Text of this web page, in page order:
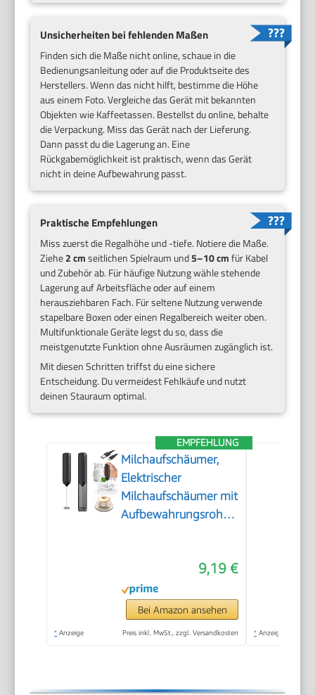
Unsicherheiten bei fehlenden Maßen
Finden sich die Maße nicht online, schaue in die
Bedienungsanleitung oder auf die Produktseite des
Herstellers. Wenn das nicht hilft, bestimme die Höhe
aus einem Foto. Vergleiche das Gerät mit bekannten
Objekten wie Kaffeetassen. Bestellst du online, behalte
die Verpackung. Miss das Gerät nach der Lieferung.
Dann passt du die Lagerung an. Eine
Rückgabemöglichkeit ist praktisch, wenn das Gerät
nicht in deine Aufbewahrung passt.
Praktische Empfehlungen
Miss zuerst die Regalhöhe und -tiefe. Notiere die Maße.
Ziehe2 cmseitlichen Spielraum und5–10 cmfür Kabel
und Zubehör ab. Für häufige Nutzung wähle stehende
Lagerung auf Arbeitsfläche oder auf einem
herausziehbaren Fach. Für seltene Nutzung verwende
stapelbare Boxen oder einen Regalbereich weiter oben.
Multifunktionale Geräte legst du so, dass die
meistgenutzte Funktion ohne Ausräumen zugänglich ist.
Mit diesen Schritten triffst du eine sichere
Entscheidung. Du vermeidest Fehlkäufe und nutzt
deinen Stauraum optimal.
EMPFEHLUNG
Milchaufschäumer,
Elektrischer
Milchaufschäumer mit
Aufbewahrungsrohr,
mit 14.000 U/min,
Mini Mixer für Matcha
Latte, Cappuccino,
Küchenaccessoires
9,19 €
Bei Amazon ansehen
* Anzeige Preis inkl. MwSt., zzgl. Versandkosten * Anzeige